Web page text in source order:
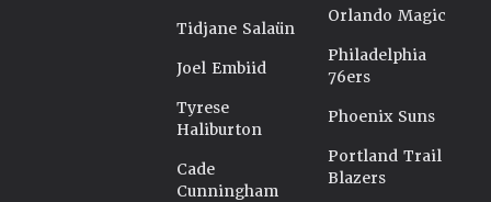
Tidjane Salaün
Joel Embiid
Tyrese
Haliburton
Cade
Cunningham
Orlando Magic
Philadelphia
76ers
Phoenix Suns
Portland Trail
Blazers